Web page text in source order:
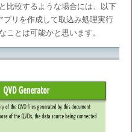
比較するような場合には、以下
リを作成して取込み処理実行
ことは可能かと思います。